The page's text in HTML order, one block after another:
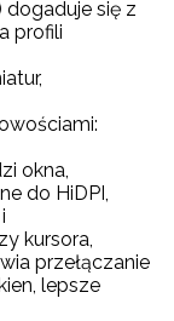
dogaduje się z
profili
okna,
do HiDPI,
kursora,
przełączanie
lepsze